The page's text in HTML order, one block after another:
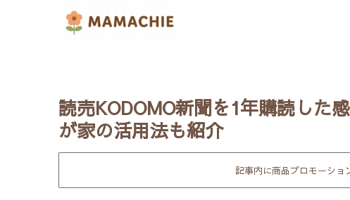
読売KODOMO新聞を1年購読した
が家の活用法も紹介
記事内に商品プロモーショ